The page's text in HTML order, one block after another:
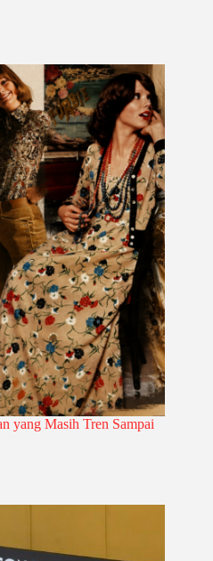
yang Masih Tren Sampai